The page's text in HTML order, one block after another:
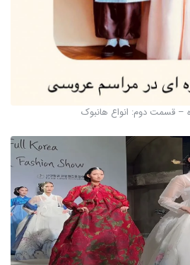
– قسمت دوم: انواع هانبوک